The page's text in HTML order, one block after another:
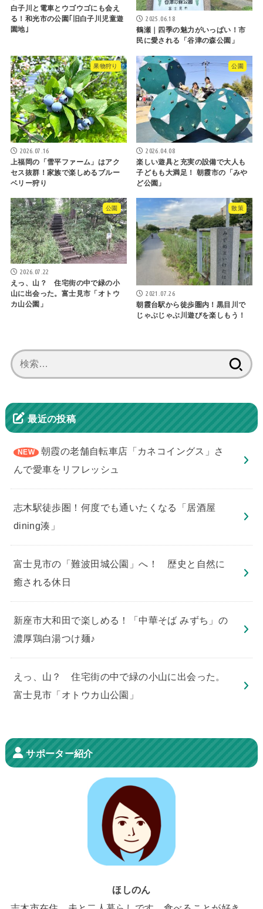
白子川と電車とウゴウゴにも会え
る！和光市の公園｢旧白子川児童遊
園地｣
2025.06.18
鶴瀬｜四季の魅力がいっぱい！市
民に愛される「谷津の森公園」
果物狩り
2026.07.16
上福岡の「雪平ファーム」はアク
セス抜群！家族で楽しめるブルー
ベリー狩り
公園
2026.04.08
楽しい遊具と充実の設備で大人も
子どもも大満足！ 朝霞市の「みや
ど公園」
公園
2026.07.22
えっ、山？ 住宅街の中で緑の小
山に出会った。富士見市「オトウ
カ山公園」
散策
2021.07.26
朝霞台駅から徒歩圏内！黒目川で
じゃぶじゃぶ川遊びを楽しもう！
索:
最近の投稿
朝霞の老舗自転車店「カネコイングス」さ
んで愛車をリフレッシュ
志木駅徒歩圏！何度でも通いたくなる「居酒屋
dining湊」
​富士見市の「難波田城公園」へ！ 歴史と自然に
癒される休日
新座市大和田で楽しめる！「中華そば みずち」の
濃厚鶏白湯つけ麺♪
えっ、山？ 住宅街の中で緑の小山に出会った。
富士見市「オトウカ山公園」
サポーター紹介
ほしのん